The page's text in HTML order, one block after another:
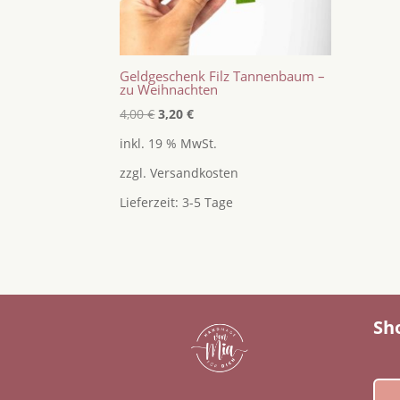
Geldgeschenk Filz Tannenbaum –
zu Weihnachten
4,00€ Ursprünglicher
war:
4,00 €
3,20€Aktueller
ist:
3,20 €.
inkl. 19 % MwSt.
zzgl.Versandkosten
Lieferzeit:3-5 Tage